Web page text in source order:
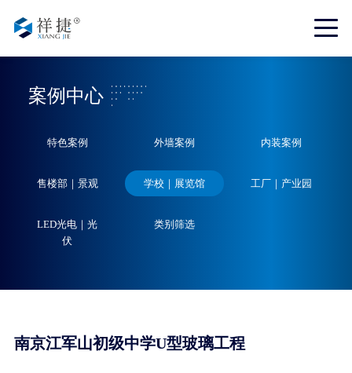
案例中心
特色案例 外墙案例 内装案例
售楼部｜景观 学校｜展览馆 工厂｜产业园
LED光电｜光
伏
类别筛选
南京江军山初级中学U型玻璃工程